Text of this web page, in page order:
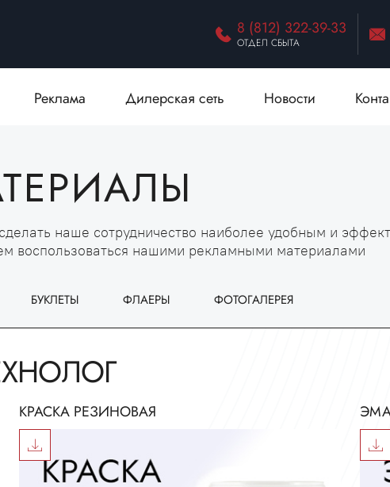
8 (812) 322-39-33
ОТДЕЛ СБЫТА
Реклама Дилерская сеть Новости
наше сотрудничество наиболее удобным и
воспользоваться нашими рекламными материалами
БУКЛЕТЫ ФЛАЕРЫ ФОТОГАЛЕРЕЯ
КРАСКА РЕЗИНОВАЯ